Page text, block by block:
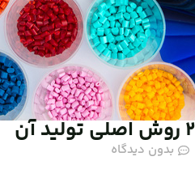
بدون دیدگاه